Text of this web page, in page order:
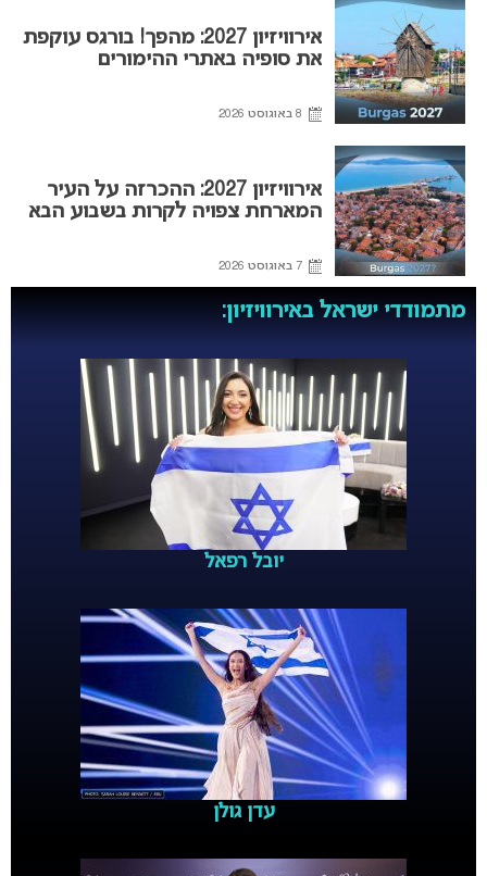
אירוויזיון 2027: מהפך! בורגס עוקפת
את סופיה באתרי ההימורים
8 באוגוסט 2026
אירוויזיון 2027: ההכרזה על העיר
המארחת צפויה לקרות בשבוע הבא
7 באוגוסט 2026
מתמודדי ישראל באירוויזיון:
יובל רפאל
עדן גולן